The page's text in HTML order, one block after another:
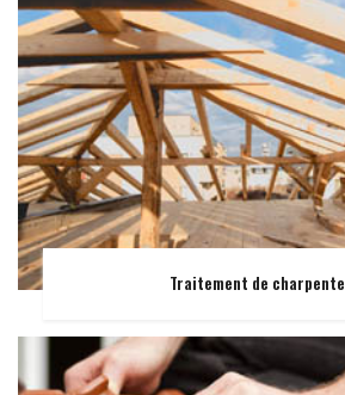
Traitement de